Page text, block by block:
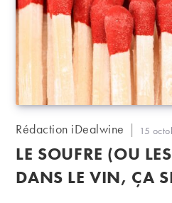
Auteur/autrice
la
publication :
Rédaction iDealwine
publiée :
15
LE SOUFRE (OU
DANS LE VIN, ÇA